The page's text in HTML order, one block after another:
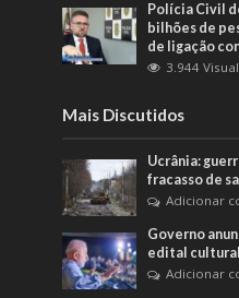
Polícia Civil
bilhões de
de ligação
3.944
Mais Discutidos
Ucrânia:
fracasso de
Adicionar
Governo
edital
Adicionar